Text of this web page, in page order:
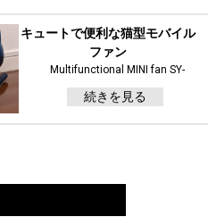
キュートで便利な猫型モバイル
ファン
Multifunctional MINI fan SY-
FS01(Mii Fan)
続きを見る